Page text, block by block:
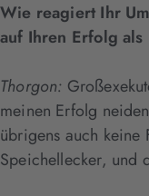
Wie reagiert Ihr
auf Ihren Erfolg als
Thorgon:
meinen Erfolg
übrigens auch keine
Speichellecker, und